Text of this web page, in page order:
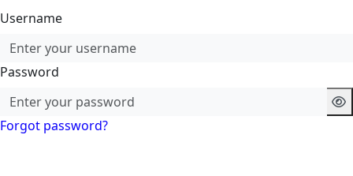
Username
Password
Forgot password?